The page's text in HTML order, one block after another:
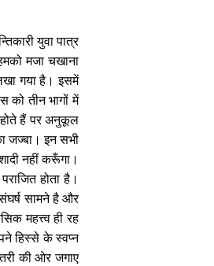
युवा पात्र
मजा चखाना
गया है। इसमें
को तीन भागों में
होते हैं पर अनुकूल
जज्बा। इन सभी
नहीं करूँगा।
होता है।
सामने है और
महत्त्व ही रह
हिस्से के स्वप्न
की ओर जगाए